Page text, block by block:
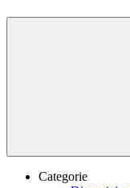
Categorie